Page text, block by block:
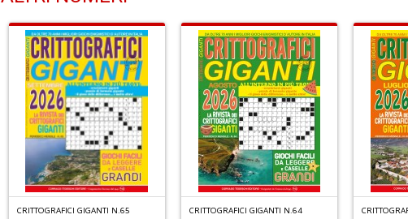
CRITTOGRAFICI GIGANTI N.65 CRITTOGRAFICI GIGANTI N.64